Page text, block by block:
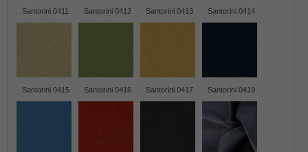
Santorini 0411 Santorini 0412 Santorini 0413 Santorini 0414
Santorini 0415 Santorini 0416 Santorini 0417 Santorini 0419